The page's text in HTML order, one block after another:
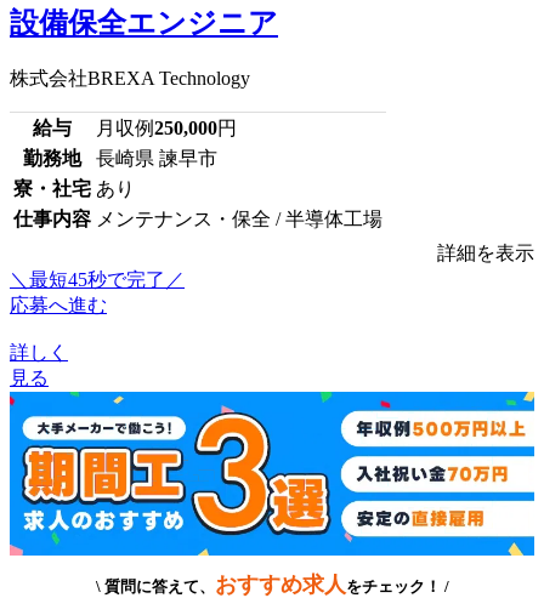
設備保全エンジニア
株式会社BREXA Technology
給与 月収例250,000円
勤務地
長崎県 諫早市
寮・社宅 あり
仕事内容 メンテナンス・保全 / 半導体工場
詳細を表示
＼最短45秒で完了／
応募へ進む
詳しく
見る
\ 質問に答えて、 おすすめ求人 をチェック！ /